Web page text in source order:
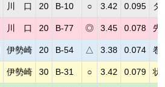
川 口 20 B-10 ○ 3.42 0.095 タ
川 口 20 B-77 ◎ 3.45 0.078 先
伊勢崎 20 B-54 △ 3.38 0.074 巻
伊勢崎 30 B-31 ○ 3.42 0.079 状